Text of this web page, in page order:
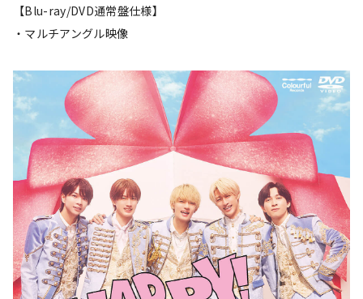
【Blu-ray/DVD通常盤仕様】
・マルチアングル映像